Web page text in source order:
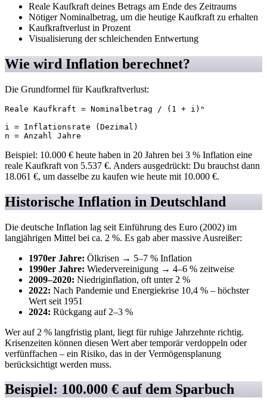
Reale Kaufkraft deines Betrags am Ende des Zeitraums
Nötiger Nominalbetrag, um die heutige Kaufkraft zu erhalten
Kaufkraftverlust in Prozent
Visualisierung der schleichenden Entwertung
Wie wird Inflation berechnet?
Die Grundformel für Kaufkraftverlust:
Reale Kaufkraft = Nominalbetrag / (1 + i)ⁿ
i = Inflationsrate (Dezimal)
n = Anzahl Jahre
Beispiel: 10.000 € heute haben in 20 Jahren bei 3 % Inflation eine
reale Kaufkraft von 5.537 €. Anders ausgedrückt: Du brauchst dann
18.061 €, um dasselbe zu kaufen wie heute mit 10.000 €.
Historische Inflation in Deutschland
Die deutsche Inflation lag seit Einführung des Euro (2002) im
langjährigen Mittel bei ca. 2 %. Es gab aber massive Ausreißer:
1970er Jahre: Ölkrisen → 5–7 % Inflation
1990er Jahre: Wiedervereinigung → 4–6 % zeitweise
2009–2020: Niedriginflation, oft unter 2 %
2022: Nach Pandemie und Energiekrise 10,4 % – höchster
Wert seit 1951
2024: Rückgang auf 2–3 %
Wer auf 2 % langfristig plant, liegt für ruhige Jahrzehnte richtig.
Krisenzeiten können diesen Wert aber temporär verdoppeln oder
verfünffachen – ein Risiko, das in der Vermögensplanung
berücksichtigt werden muss.
Beispiel: 100.000 € auf dem Sparbuch